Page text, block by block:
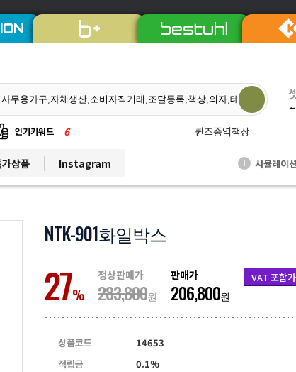
인기키워드 6
퀸즈중역책상
듀오백체어
1
칼라철재
3
세트상품
5
상품 Instagram I 시뮬레이션
NTK-901화일박스
27%
정상판매가
283,800원
판매가
206,800원
VAT 포함가
상품코드
14653
적립금
0.1%